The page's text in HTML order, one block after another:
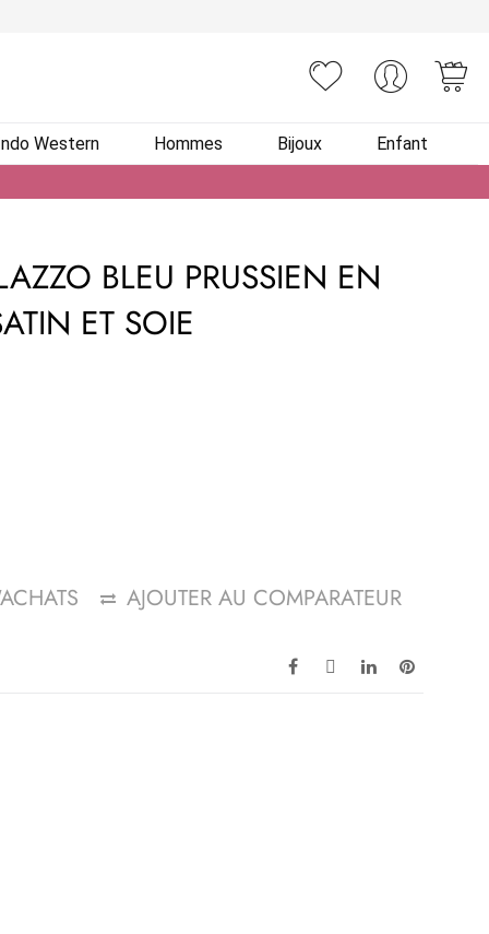
Western Hommes Bijoux Enfant
BLEU PRUSSIEN EN
ET SOIE
AJOUTER AU COMPARATEUR